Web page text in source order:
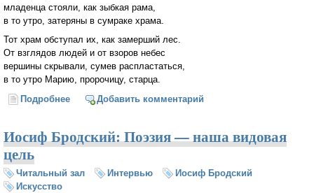
младенца стояли, как зыбкая рама,
в то утро, затеряны в сумраке храма.
Тот храм обступал их, как замерший лес.
От взглядов людей и от взоров небес
вершины скрывали, сумев распластаться,
в то утро Марию, пророчицу, старца.
Подробнее о Сретение (Иосиф Бродский)
Добавить комментарий
Иосиф Бродский: Поэзия — наша видовая
цель
Читальный зал Интервью
Иосиф Бродский
Искусство